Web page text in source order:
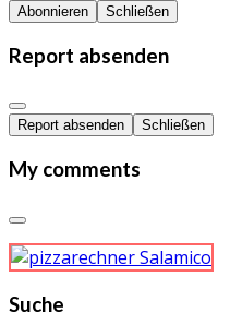
Abonnieren Schließen
Report absenden
Report absenden Schließen
My comments
Suche